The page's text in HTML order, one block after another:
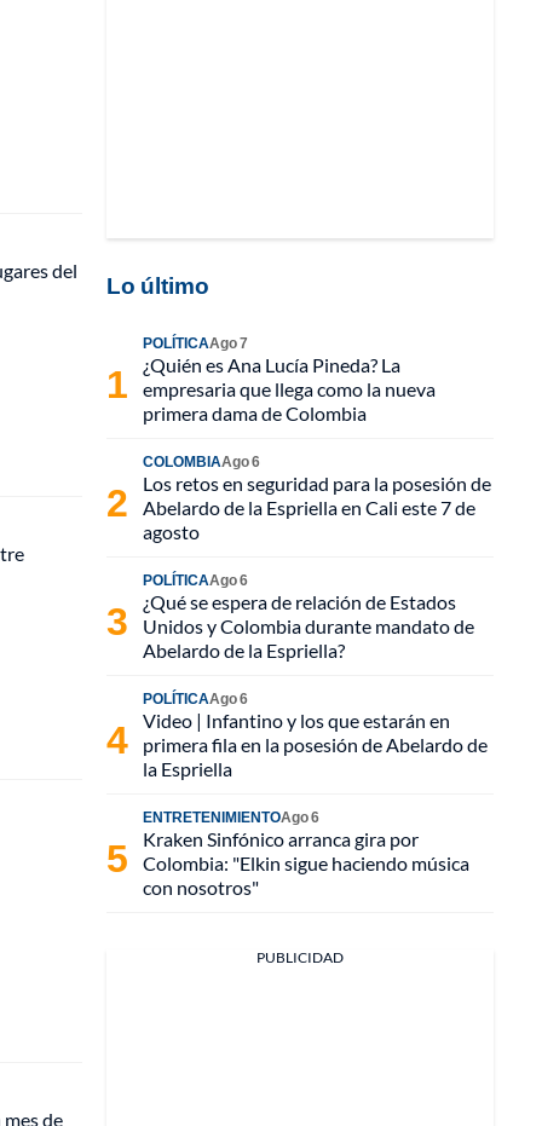
del
de
Lo último
POLÍTICAAgo 7
¿Quién es Ana Lucía Pineda? La
empresaria que llega como la nueva
primera dama de Colombia
COLOMBIAAgo 6
Los retos en seguridad para la posesión de
Abelardo de la Espriella en Cali este 7 de
agosto
POLÍTICAAgo 6
¿Qué se espera de relación de Estados
Unidos y Colombia durante mandato de
Abelardo de la Espriella?
POLÍTICAAgo 6
Video | Infantino y los que estarán en
primera fila en la posesión de Abelardo de
la Espriella
ENTRETENIMIENTOAgo 6
Kraken Sinfónico arranca gira por
Colombia: "Elkin sigue haciendo música
con nosotros"
PUBLICIDAD